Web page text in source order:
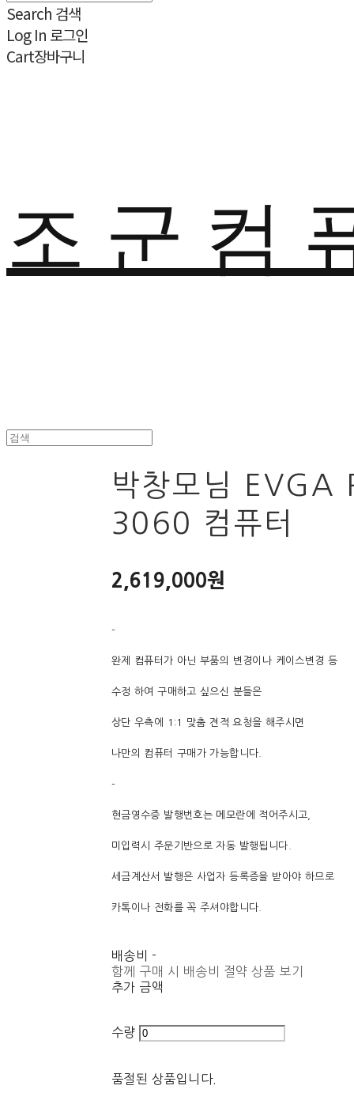
Search 검색
Log In 로그인
Cart장바구니
조 군 컴
박창모님 EVGA
3060 컴퓨터
2,619,000원
-
완제 컴퓨터가 아닌 부품의 변경이나 케이스변경 등
수정 하여 구매하고 싶으신 분들은
상단 우측에 1:1 맞춤 견적 요청을 해주시면
나만의 컴퓨터 구매가 가능합니다.
-
현금영수증 발행번호는 메모란에 적어주시고,
미입력시 주문기반으로 자동 발행됩니다.
세금계산서 발행은 사업자 등록증을 받아야 하므로
카톡이나 전화를 꼭 주셔야합니다.
배송비 -
함께 구매 시 배송비 절약 상품 보기
추가 금액
수량
품절된 상품입니다.